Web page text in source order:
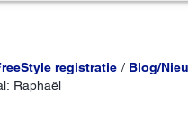
registratie
Blog/
Raphaël